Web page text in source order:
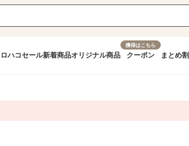
ロハコセール新着商品オリジナル商品
獲得はこちら
クーポン まとめ割